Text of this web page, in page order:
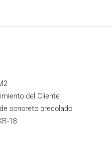
del Cliente
concreto precolado
18